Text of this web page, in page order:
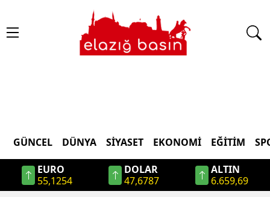
GÜNCEL DÜNYA SİYASET EKONOMİ EĞİTİM
EURO
55,1254
DOLAR
47,6787
ALTIN
6.659,69